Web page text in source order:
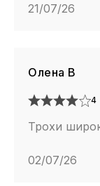
21/07/26
Олена В
4
Трохи
02/07/26